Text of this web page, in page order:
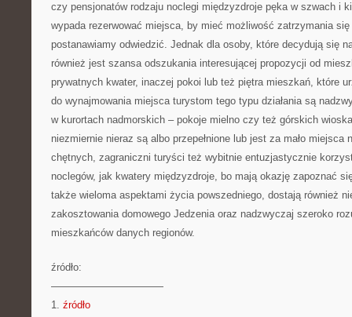
czy pensjonatów rodzaju noclegi międzyzdroje pęka w szwach i
wypada rezerwować miejsca, by mieć możliwość zatrzymania
postanawiamy odwiedzić. Jednak dla osoby, które decydują się
również jest szansa odszukania interesującej propozycji od
prywatnych kwater, inaczej pokoi lub też piętra mieszkań, które
do wynajmowania miejsca turystom tego typu działania są
w kurortach nadmorskich – pokoje mielno czy też górskich
niezmiernie nieraz są albo przepełnione lub jest za mało miejsca
chętnych, zagraniczni turyści też wybitnie entuzjastycznie
noclegów, jak kwatery międzyzdroje, bo mają okazję zapoznać
także wieloma aspektami życia powszedniego, dostają również
zakosztowania domowego Jedzenia oraz nadzwyczaj szeroko
mieszkańców danych regionów.
źródło:
———————————
1. źródło